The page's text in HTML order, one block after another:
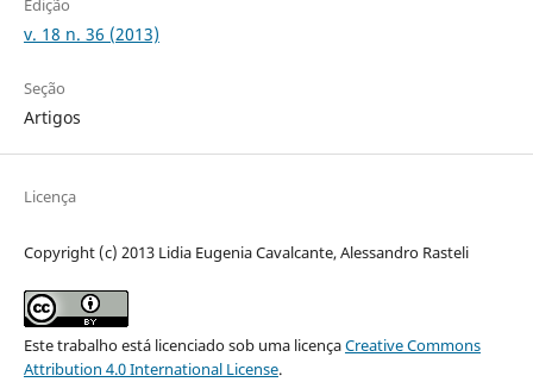
Edição
v. 18 n. 36 (2013)
Seção
Artigos
Licença
Copyright (c) 2013 Lidia Eugenia Cavalcante, Alessandro Rasteli
Este trabalho está licenciado sob uma licençaCreative Commons
Attribution 4.0 International License.